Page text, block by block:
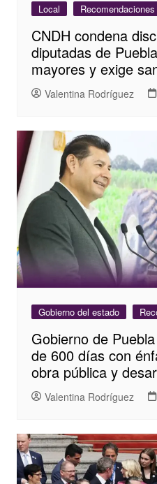
Local
CNDH condena
diputadas de
mayores y exige
Valentina Rodríguez
Gobierno del estado
Gobierno de
de 600 días con
obra pública y
Valentina Rodríguez